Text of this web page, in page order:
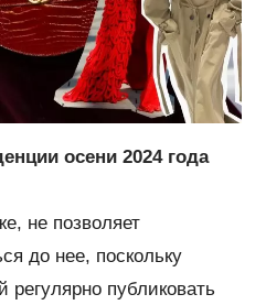
осени 2024 года
не позволяет
до нее, поскольку
публиковать